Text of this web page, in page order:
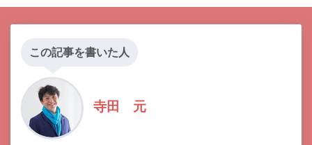
この記事を書いた人
寺田 元